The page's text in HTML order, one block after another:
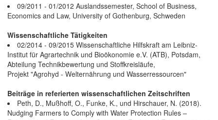
09/2011 - 01/2012 Auslandssemester, School of Business,
Economics and Law, University of Gothenburg, Schweden
Wissenschaftliche Tätigkeiten
02/2014 - 09/2015 Wissenschaftliche Hilfskraft am Leibniz-
Institut für Agrartechnik und Bioökonomie e.V. (ATB), Potsdam,
Abteilung Technikbewertung und Stoffkreisläufe,
Projekt "Agrohyd - Welternährung und Wasserressourcen"
Beiträge in referierten wissenschaftlichen Zeitschriften
Peth, D., Mußhoff, O., Funke, K., und Hirschauer, N. (2018).
Nudging Farmers to Comply with Water Protection Rules –